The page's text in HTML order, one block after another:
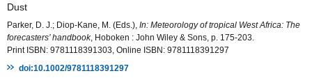
Dust
Parker, D. J.; Diop-Kane, M. (Eds.), In: Meteorology of tropical West Africa: The
forecasters’ handbook, Hoboken : John Wiley & Sons, p. 175-203.
Print ISBN: 9781118391303, Online ISBN: 9781118391297
doi:10.1002/9781118391297